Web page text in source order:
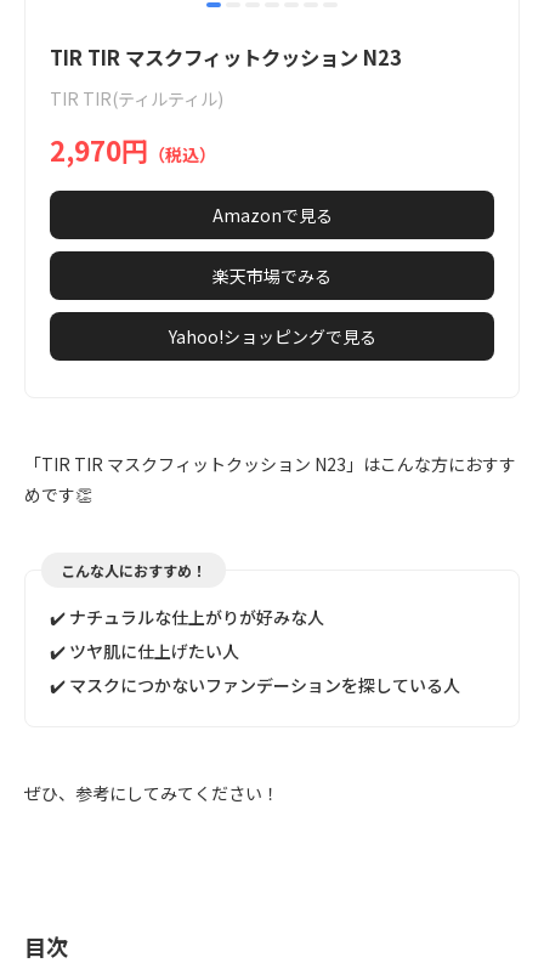
item
1
7
TIR TIR マスクフィットクッション N23
TIR TIR(ティルティル)
2,970円 （税込）
Amazonで見る
楽天市場でみる
Yahoo!ショッピングで見る
「TIR TIR マスクフィットクッション N23」はこんな方におすす
めです👏
こんな人におすすめ！
✔️ ナチュラルな仕上がりが好みな人
✔️ ツヤ肌に仕上げたい人
✔️ マスクにつかないファンデーションを探している人
ぜひ、参考にしてみてください！
目次